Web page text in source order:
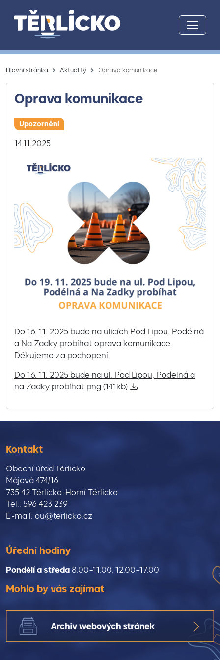
Hlavní stránka Aktuality Oprava komunikace
Oprava komunikace
Upozornění
14.11.2025
Do 16. 11. 2025 bude na ulicích Pod Lipou, Podélná
a Na Zadky probíhat oprava komunikace.
Děkujeme za pochopení.
Do 16. 11. 2025 bude na ul. Pod Lipou, Podelná a
na Zadky probíhat.png (141kb)
Kontakt
Obecní úřad Těrlicko
Májová 474/16
735 42 Těrlicko-Horní Těrlicko
Tel.: 596 423 239
E-mail: ou@terlicko.cz
Úřední hodiny
Pondělí a středa 8.00–11.00, 12.00–17.00
Mohlo by vás zajímat